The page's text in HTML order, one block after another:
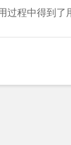
程中得到了